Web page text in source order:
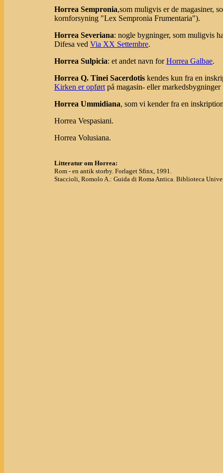
Horrea Sempronia,som muligvis er de magasiner,
kornforsyning "Lex Sempronia Frumentaria").
Horrea Severiana: nogle bygninger, som muligvis
Difesa ved Via XX Settembre.
Horrea Sulpicia: et andet navn forHorrea Galbae.
Horrea Q. Tinei Sacerdotis kendes kun fra en
Kirken er opført på magasin- eller
Horrea Ummidiana, som vi kender fra en
Horrea Vespasiani.
Horrea Volusiana.
Litteratur om Horrea:
Rom - en antik storby. Forlaget Sfinx, 1991.
Staccioli, Romolo A.: Guida di Roma Antica. Biblioteca